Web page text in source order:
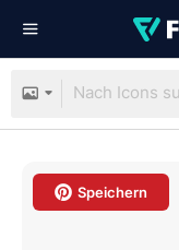
Speichern